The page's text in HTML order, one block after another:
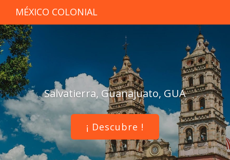
MÉXICO COLONIAL
Salvatierra, Guanajuato, GUA
¡ Descubre !